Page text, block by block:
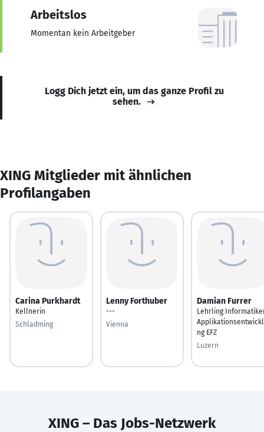
Arbeitslos
Momentan kein Arbeitgeber
Logg Dich jetzt ein, um das ganze Profil zu
sehen.
XING Mitglieder mit ähnlichen
Profilangaben
Carina Purkhardt
Kellnerin
Schladming
Lenny Forthuber
---
Vienna
Damian Furrer
Lehrling
ng EFZ
Luzern
XING – Das Jobs-Netzwerk